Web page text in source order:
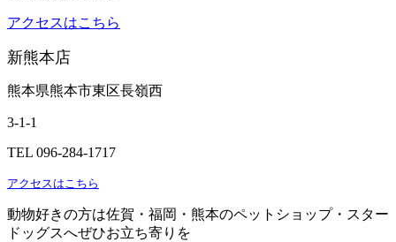
アクセスはこちら
新熊本店
熊本県熊本市東区長嶺西
3-1-1
TEL 096-284-1717
アクセスはこちら
動物好きの方は佐賀・福岡・熊本のペットショップ・スター
ドッグスへぜひお立ち寄りを